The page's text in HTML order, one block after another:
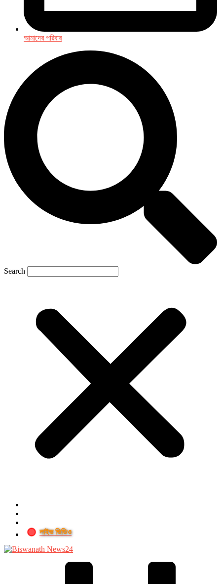
আমাদের পরিবার
Search
লাইভ ভিডিও